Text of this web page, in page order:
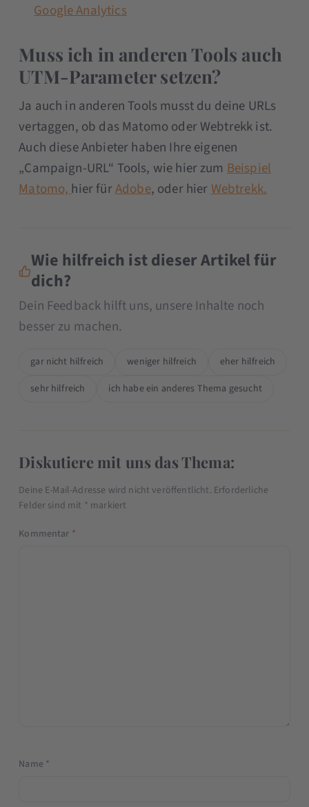
Google Analytics
Muss ich in anderen Tools auch
UTM-Parameter setzen?
Ja auch in anderen Tools musst du deine URLs
vertaggen, ob das Matomo oder Webtrekk ist.
Auch diese Anbieter haben Ihre eigenen
„Campaign-URL“ Tools, wie hier zum Beispiel
Matomo,hier fürAdobe, oder hierWebtrekk.
Wie hilfreich ist dieser Artikel für
dich?
Dein Feedback hilft uns, unsere Inhalte noch
besser zu machen.
gar nicht hilfreich weniger hilfreich
eher hilfreich
sehr hilfreich
ich habe ein anderes Thema gesucht
Diskutiere mit uns das Thema:
Deine E-Mail-Adresse wird nicht veröffentlicht. Erforderliche
Felder sind mit * markiert
Kommentar *
Name *